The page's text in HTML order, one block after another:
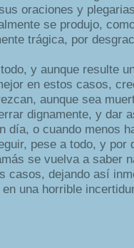
oraciones y
se produjo,
trágica, por
y aunque resulte
en estos casos,
aunque sea
dignamente, y dar
día, o cuando menos
pese a todo, y por
se vuelva a saber
casos, dejando así
una horrible